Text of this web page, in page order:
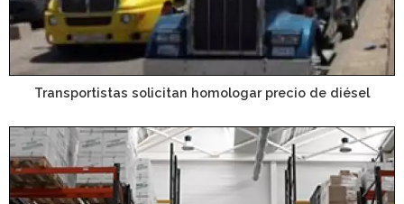
Transportistas solicitan homologar precio de diésel